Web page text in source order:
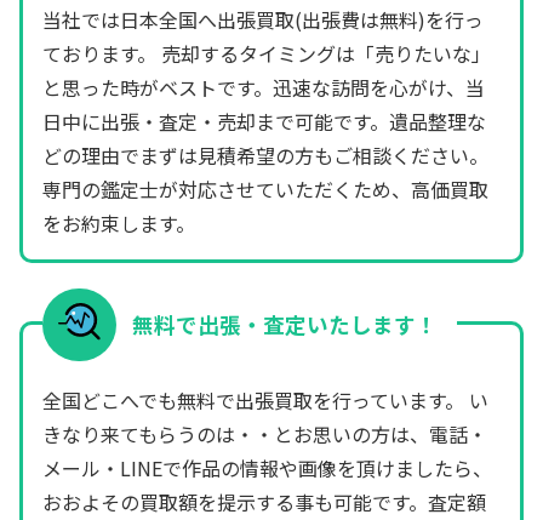
当社では日本全国へ出張買取(出張費は無料)を行っ
ております。 売却するタイミングは「売りたいな」
と思った時がベストです。迅速な訪問を心がけ、当
日中に出張・査定・売却まで可能です。遺品整理な
どの理由でまずは見積希望の方もご相談ください。
専門の鑑定士が対応させていただくため、高価買取
をお約束します。
無料で出張・査定いたします！
全国どこへでも無料で出張買取を行っています。 い
きなり来てもらうのは・・とお思いの方は、電話・
メール・LINEで作品の情報や画像を頂けましたら、
おおよその買取額を提示する事も可能です。査定額